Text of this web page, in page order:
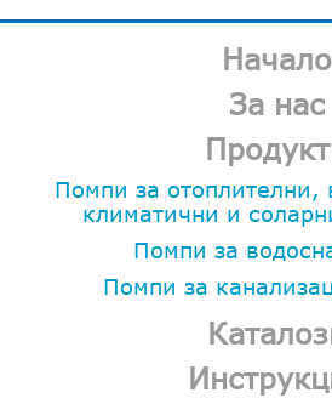
Начало
За нас
Помпи за отоплителни,
климатични и
Помпи за
Помпи за